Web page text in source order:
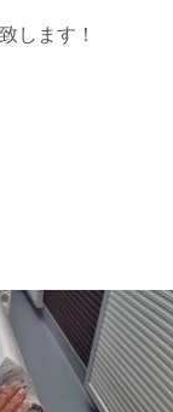
します！